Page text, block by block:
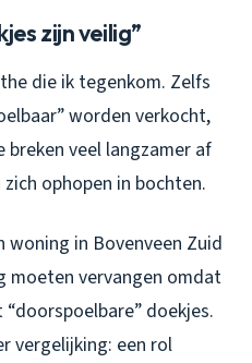
zijn veilig”
die ik tegenkom. Zelfs
worden verkocht,
breken veel langzamer af
ophopen in bochten.
woning in Bovenveen Zuid
moeten vervangen omdat
doekjes.
vergelijking: een rol